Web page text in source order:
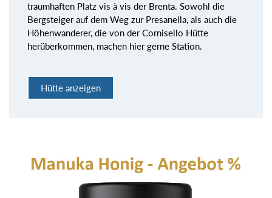
traumhaften Platz vis à vis der Brenta. Sowohl die
Bergsteiger auf dem Weg zur Presanella, als auch die
Höhenwanderer, die von der Cornisello Hütte
herüberkommen, machen hier gerne Station.
Hütte anzeigen